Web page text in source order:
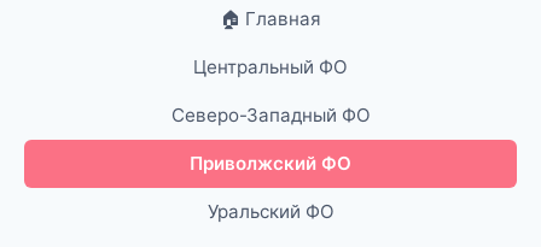
🏠 Главная
Центральный ФО
Северо-Западный ФО
Приволжский ФО
Уральский ФО